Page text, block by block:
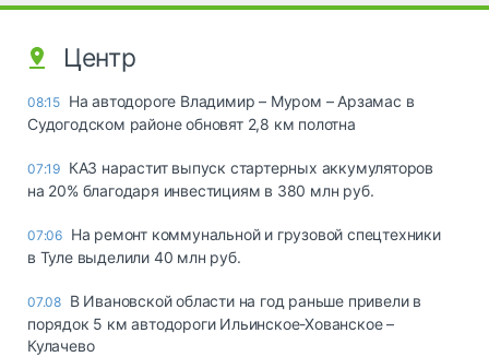
Центр
08:15 На автодороге Владимир – Муром – Арзамас в
Судогодском районе обновят 2,8 км полотна
07:19 КАЗ нарастит выпуск стартерных аккумуляторов
на 20% благодаря инвестициям в 380 млн руб.
07:06 На ремонт коммунальной и грузовой спецтехники
в Туле выделили 40 млн руб.
07.08 В Ивановской области на год раньше привели в
порядок 5 км автодороги Ильинское-Хованское –
Кулачево